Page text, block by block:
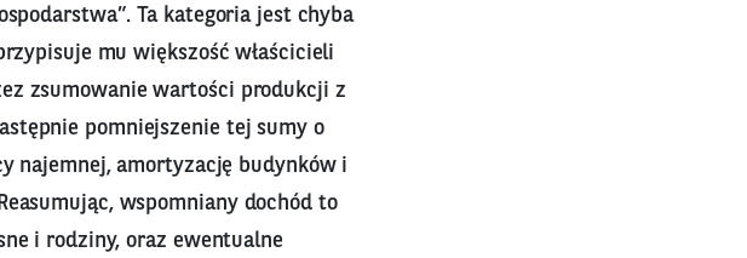
Ta kategoria jest chyba
mu większość właścicieli
zsumowanie wartości produkcji z
pomniejszenie tej sumy o
najemnej, amortyzację budynków i
wspomniany dochód to
i rodziny, oraz ewentualne